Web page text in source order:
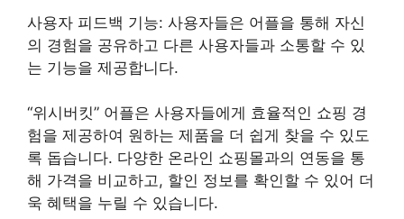
사용자 피드백 기능: 사용자들은 어플을 통해 자신
의 경험을 공유하고 다른 사용자들과 소통할 수 있
는 기능을 제공합니다.
“위시버킷” 어플은 사용자들에게 효율적인 쇼핑 경
험을 제공하여 원하는 제품을 더 쉽게 찾을 수 있도
록 돕습니다. 다양한 온라인 쇼핑몰과의 연동을 통
해 가격을 비교하고, 할인 정보를 확인할 수 있어 더
욱 혜택을 누릴 수 있습니다.